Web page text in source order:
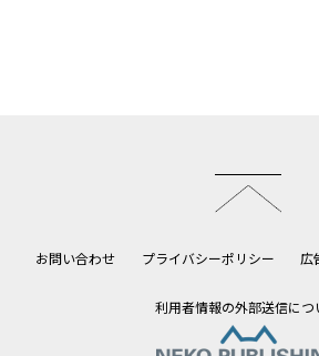
お問い合わせ プライバシーポリシー 広
利用者情報の外部送信につ